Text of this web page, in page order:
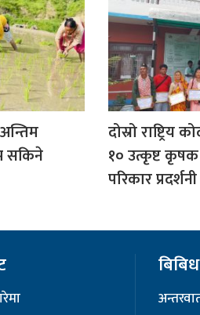
सकिने
दोस्रो राष्ट्रिय
१० उत्कृष्ट
परिकार प्रदर्शनी
बिबिध